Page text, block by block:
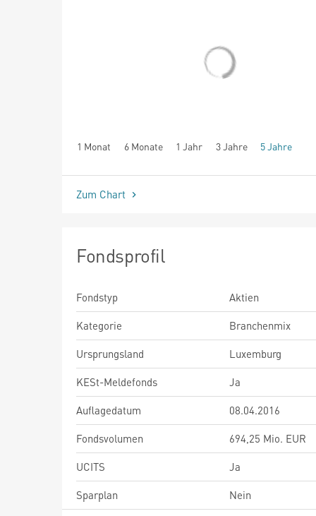
1 Monat 6 Monate 1 Jahr 3 Jahre 5 Jahre
seit Beginn
Zum Chart
Fondsprofil
Fondstyp
Aktien
Kategorie
Branchenmix
Ursprungsland
Luxemburg
KESt-Meldefonds
Ja
Auflagedatum
08.04.2016
Fondsvolumen
694,25 Mio. EUR
UCITS
Ja
Sparplan
Nein